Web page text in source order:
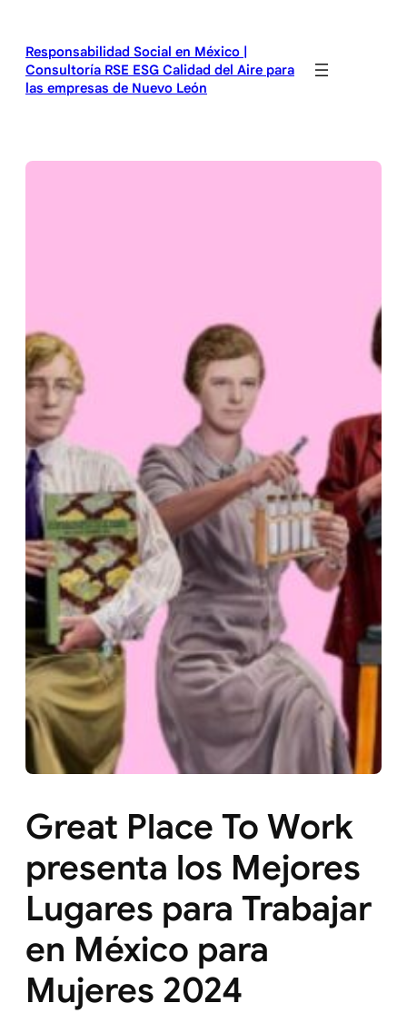
contenido
Responsabilidad Social en México |
Consultoría RSE ESG Calidad del Aire para
las empresas de Nuevo León
Great Place To Work
presenta los Mejores
Lugares para Trabajar
en México para
Mujeres 2024